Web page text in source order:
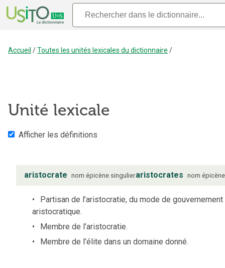
Accueil /Toutes les unités lexicales du dictionnaire /
Unité lexicale
Afficher les définitions
aristocrate nom épicène singulieraristocrates nom épicène
Partisan de l’aristocratie, du mode de gouvernement
aristocratique.
Membre de l’aristocratie.
Membre de l’élite dans un domaine donné.